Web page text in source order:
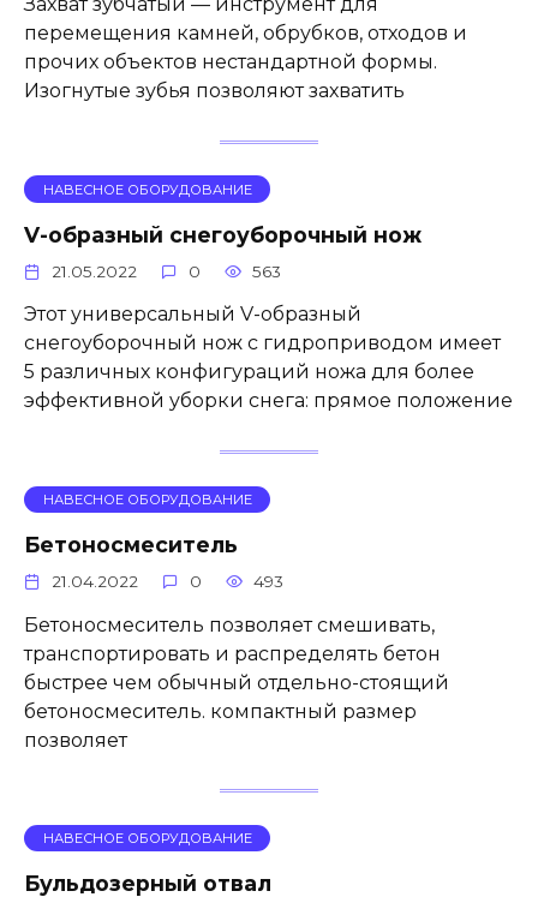
перемещения камней, обрубков, отходов и
прочих объектов нестандартной формы.
Изогнутые зубья позволяют захватить
НАВЕСНОЕ ОБОРУДОВАНИЕ
V-образный снегоуборочный нож
21.05.2022 0 563
Этот универсальный V-образный
снегоуборочный нож с гидроприводом имеет
5 различных конфигураций ножа для более
эффективной уборки снега: прямое положение
НАВЕСНОЕ ОБОРУДОВАНИЕ
Бетоносмеситель
21.04.2022 0 493
Бетоносмеситель позволяет смешивать,
транспортировать и распределять бетон
быстрее чем обычный отдельно-стоящий
бетоносмеситель. компактный размер
позволяет
НАВЕСНОЕ ОБОРУДОВАНИЕ
Бульдозерный отвал